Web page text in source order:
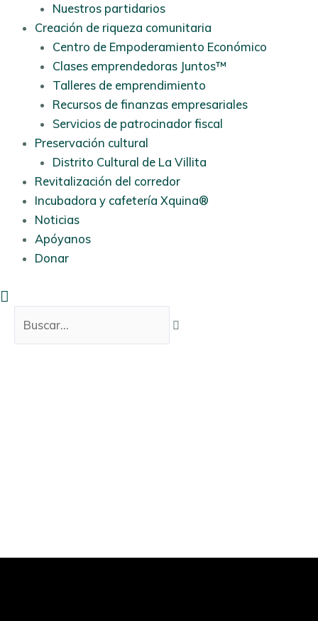
Nuestros partidarios
Creación de riqueza comunitaria
Centro de Empoderamiento Económico
Clases emprendedoras Juntos™
Talleres de emprendimiento
Recursos de finanzas empresariales
Servicios de patrocinador fiscal
Preservación cultural
Distrito Cultural de La Villita
Revitalización del corredor
Incubadora y cafetería Xquina®
Noticias
Apóyanos
Donar